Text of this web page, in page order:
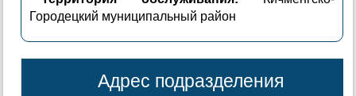
Городецкий муниципальный район
Адрес подразделения